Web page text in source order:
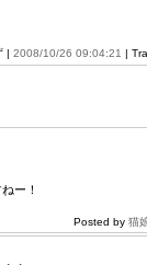
| 2008/10/26 09:04:21 |
ー！
Posted by 猫